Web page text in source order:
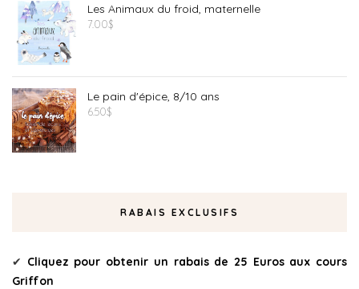
Les Animaux du froid, maternelle
7.00$
Le pain d'épice, 8/10 ans
6.50$
RABAIS EXCLUSIFS
✔ Cliquez pour obtenir un rabais de 25 Euros aux cours
Griffon